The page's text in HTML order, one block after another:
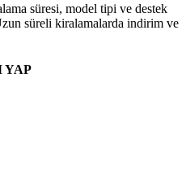
süresi, model tipi ve destek
süreli kiralamalarda indirim ve
YAP